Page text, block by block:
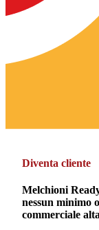
Diventa cliente
Melchioni
nessun minimo
commerciale